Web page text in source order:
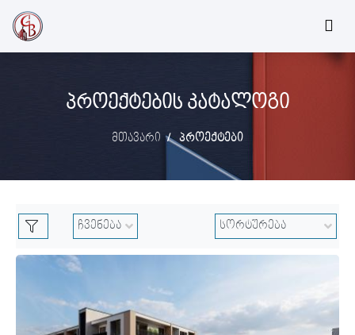
ᲞᲠᲝᲔᲥᲢᲔᲑᲘᲡ ᲙᲐᲢᲐᲚᲝᲒᲘ
მთავარი პროექტები